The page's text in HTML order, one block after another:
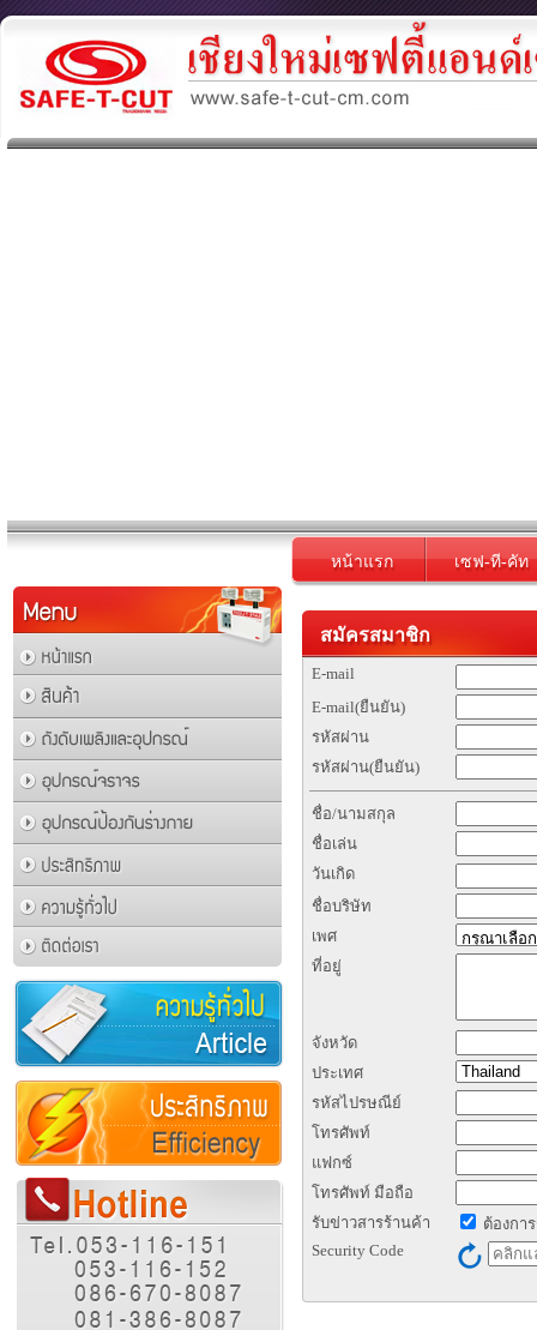
หน้าแรก เซฟ-ที-คัท
สมัครสมาชิก
E-mail
E-mail(ยืนยัน)
รหัสผ่าน
รหัสผ่าน(ยืนยัน)
ชื่อ/นามสกุล
ชื่อเล่น
วันเกิด
ชื่อบริษัท
เพศ
ที่อยู่
จังหวัด
ประเทศ
รหัสไปรษณีย์
โทรศัพท์
แฟกซ์
โทรศัพท์ มือถือ
รับข่าวสารร้านค้า
ต้องกา
Security Code